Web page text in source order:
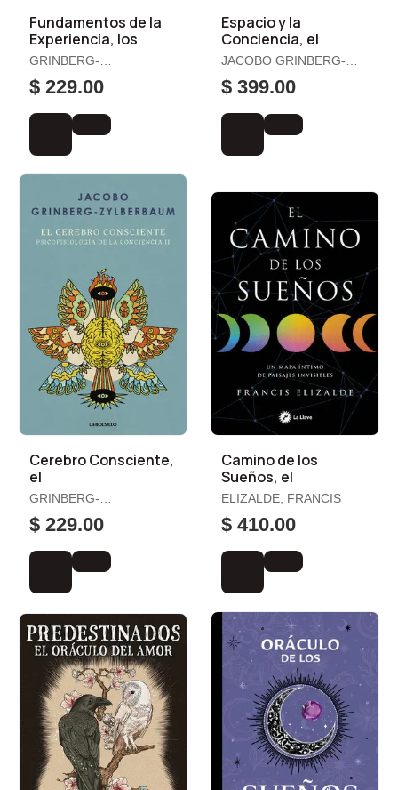
Fundamentos de la
Experiencia, los
GRINBERG-
ZYLBERBAUM, JACOBO
$ 229.00
Espacio y la
Conciencia, el
JACOBO GRINBERG-
ZYLBERBAUM
$ 399.00
Cerebro Consciente,
el
GRINBERG-
ZYLBERBAUM, JACOBO
$ 229.00
Camino de los
Sueños, el
ELIZALDE, FRANCIS
$ 410.00